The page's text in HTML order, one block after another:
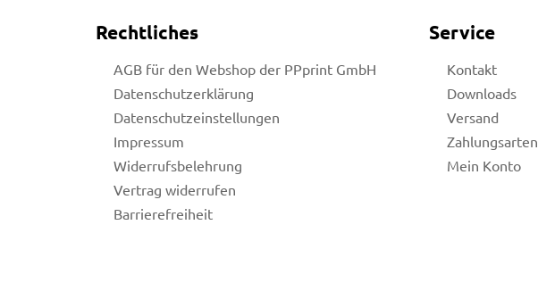
Rechtliches
AGB für den Webshop der PPprint GmbH
Datenschutzerklärung
Datenschutzeinstellungen
Impressum
Widerrufsbelehrung
Vertrag widerrufen
Barrierefreiheit
Service
Kontakt
Downloads
Versand
Zahlungsarten
Mein Konto